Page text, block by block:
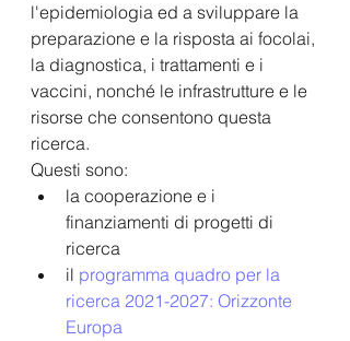
l'epidemiologia ed a sviluppare la
preparazione e la risposta ai focolai,
la diagnostica, i trattamenti e i
vaccini, nonché le infrastrutture e le
risorse che consentono questa
ricerca.
Questi sono:
la cooperazione e i
finanziamenti di progetti di
ricerca
il programma quadro per la
ricerca 2021-2027: Orizzonte
Europa